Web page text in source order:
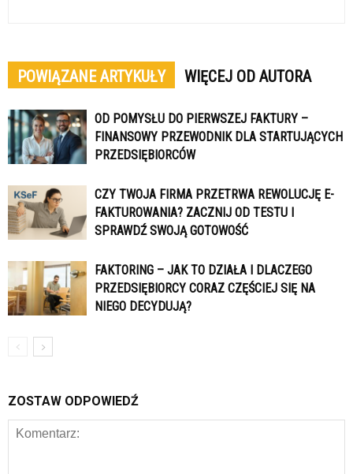
POWIĄZANE ARTYKUŁY WIĘCEJ OD AUTORA
OD POMYSŁU DO PIERWSZEJ FAKTURY –
FINANSOWY PRZEWODNIK DLA STARTUJĄCYCH
PRZEDSIĘBIORCÓW
CZY TWOJA FIRMA PRZETRWA REWOLUCJĘ E-
FAKTUROWANIA? ZACZNIJ OD TESTU I
SPRAWDŹ SWOJĄ GOTOWOŚĆ
FAKTORING – JAK TO DZIAŁA I DLACZEGO
PRZEDSIĘBIORCY CORAZ CZĘŚCIEJ SIĘ NA
NIEGO DECYDUJĄ?
ZOSTAW ODPOWIEDŹ